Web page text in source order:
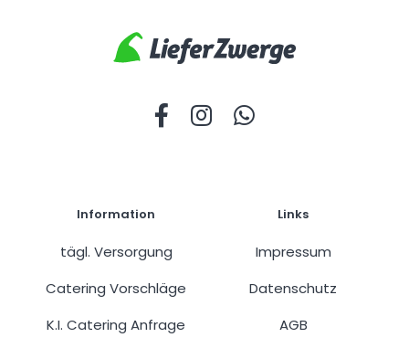
Information
tägl. Versorgung
Catering Vorschläge
K.I. Catering Anfrage
Links
Impressum
Datenschutz
AGB